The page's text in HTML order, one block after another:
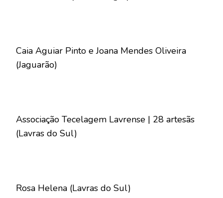
Caia Aguiar Pinto e Joana Mendes Oliveira
(Jaguarão)
Associação Tecelagem Lavrense | 28 artesãs
(Lavras do Sul)
Rosa Helena (Lavras do Sul)